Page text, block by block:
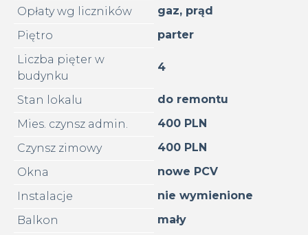
Opłaty wg liczników
gaz, prąd
Piętro
parter
Liczba pięter w
budynku
4
Stan lokalu
do remontu
Mies. czynsz admin.
400 PLN
Czynsz zimowy
400 PLN
Okna
nowe PCV
Instalacje
nie wymienione
Balkon
mały